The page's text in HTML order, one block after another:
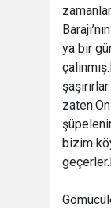
ya bir
bizim